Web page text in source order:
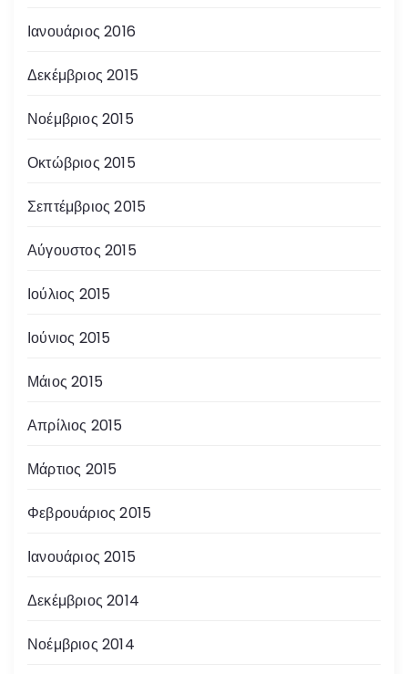
Ιανουάριος 2016
Δεκέμβριος 2015
Νοέμβριος 2015
Οκτώβριος 2015
Σεπτέμβριος 2015
Αύγουστος 2015
Ιούλιος 2015
Ιούνιος 2015
Μάιος 2015
Απρίλιος 2015
Μάρτιος 2015
Φεβρουάριος 2015
Ιανουάριος 2015
Δεκέμβριος 2014
Νοέμβριος 2014